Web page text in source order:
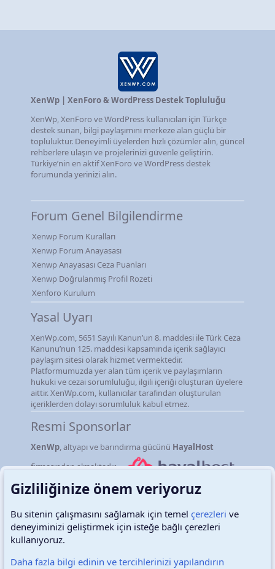
XenWp | XenForo & WordPress Destek Topluluğu
XenWp, XenForo ve WordPress kullanıcıları için Türkçe
destek sunan, bilgi paylaşımını merkeze alan güçlü bir
topluluktur. Deneyimli üyelerden hızlı çözümler alın, güncel
rehberlere ulaşın ve projelerinizi güvenle geliştirin.
Türkiye’nin en aktif XenForo ve WordPress destek
forumunda yerinizi alın.
Forum Genel Bilgilendirme
Xenwp Forum Kuralları
Xenwp Forum Anayasası
Xenwp Anayasası Ceza Puanları
Xenwp Doğrulanmış Profil Rozeti
Xenforo Kurulum
Yasal Uyarı
XenWp.com, 5651 Sayılı Kanun’un 8. maddesi ile Türk Ceza
Kanunu’nun 125. maddesi kapsamında içerik sağlayıcı
paylaşım sitesi olarak hizmet vermektedir.
Platformumuzda yer alan tüm içerik ve paylaşımların
hukuki ve cezai sorumluluğu, ilgili içeriği oluşturan üyelere
aittir. XenWp.com, kullanıcılar tarafından oluşturulan
içeriklerden dolayı sorumluluk kabul etmez.
Resmi Sponsorlar
XenWp, altyapı ve barındırma gücünü HayalHost
firmasından almaktadır.
Türkçe (TR) Çerezler
Gizliliğinize önem veriyoruz
Bu sitenin çalışmasını sağlamak için temel çerezleri ve
deneyiminizi geliştirmek için isteğe bağlı çerezleri
kullanıyoruz.
Daha fazla bilgi edinin ve tercihlerinizi yapılandırın